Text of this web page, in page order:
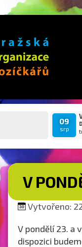
09
srp
V
Vytvořeno:
V pondělí 23. a
dispozici